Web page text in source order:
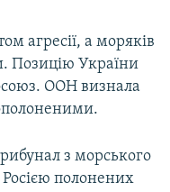
агресії, а моряків
Позицію України
ООН визнала
з морського
полонених